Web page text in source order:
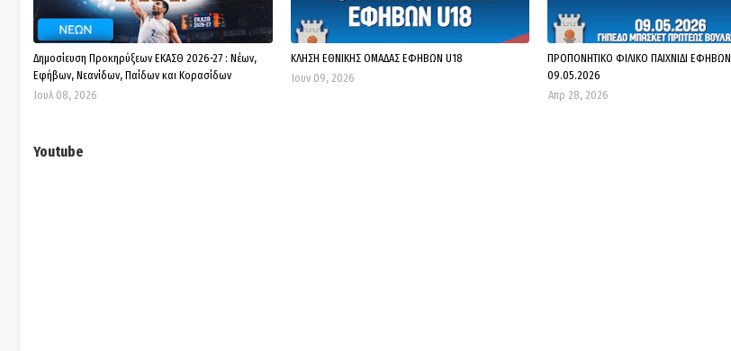
Δημοσίευση Προκηρύξεων ΕΚΑΣΘ 2026-27 : Νέων,
Εφήβων, Νεανίδων, Παίδων και Κορασίδων
Ιουλ 08, 2026
ΚΛΗΣΗ ΕΘΝΙΚΗΣ ΟΜΑΔΑΣ ΕΦΗΒΩΝ U18
Ιουν 09, 2026
ΠΡΟΠΟΝΗΤΙΚΟ ΦΙΛΙΚΟ ΠΑΙΧΝΙΔΙ ΕΦΗΒΩΝ
09.05.2026
Απρ 28, 2026
Youtube